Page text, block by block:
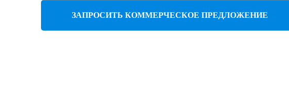
ЗАПРОСИТЬ КОММЕРЧЕСКОЕ ПРЕДЛОЖЕНИЕ